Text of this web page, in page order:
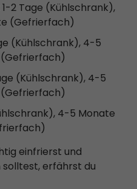
1-2 Tage (Kühlschrank),
(Gefrierfach)
(Kühlschrank), 4-5
(Kühlschrank), 4-5
4-5 Monate
einfrierst und
erfährst du